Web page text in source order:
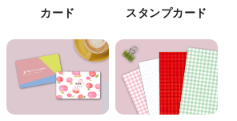
カード スタンプカード